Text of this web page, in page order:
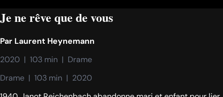
Je ne rêve que de vous
Par Laurent Heynemann
2020  |  103 min  |  Drame
Drame  |  103 min  |  2020